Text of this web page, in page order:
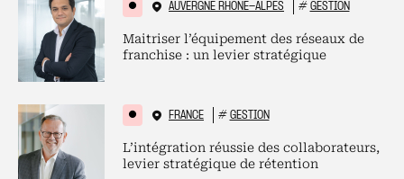
AUVERGNE RHÔNE-ALPES # GESTION
Maitriser l’équipement des réseaux de
franchise : un levier stratégique
FRANCE # GESTION
L’intégration réussie des collaborateurs,
levier stratégique de rétention